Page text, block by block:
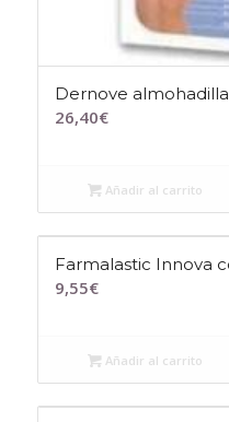
Dernove
26,40€
Añadir al carrito
Farmalastic Innova
9,55€
Añadir al carrito